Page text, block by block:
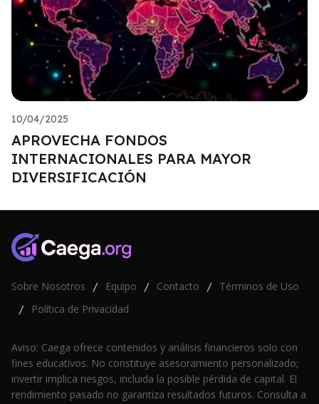
10/04/2025
APROVECHA FONDOS
INTERNACIONALES PARA MAYOR
DIVERSIFICACIÓN
Sobre Nosotros / Equipo / Contacto / Términos de Uso
/ Política de Privacidad
Aviso: Caega ofrece contenidos y análisis financieros solo con
fines educativos. No constituye asesoramiento personalizado;
invertir implica riesgos, incluida la posible pérdida de capital. El
rendimiento pasado no garantiza resultados futuros. Consulta a